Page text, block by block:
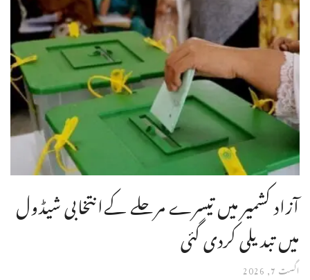
آزاد کشمیر میں تیسرے مرحلے کےانتخابی شیڈول
میں تبدیلی کردی گئی
اگست 7, 2026